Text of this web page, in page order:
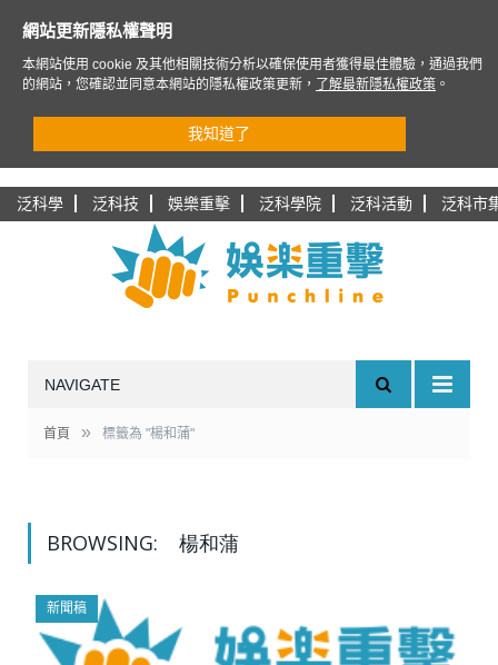
泛科學 泛科技 娛樂重擊 泛科學院 泛科活動 泛科市
NAVIGATE
首頁 » 標籤為 "楊和蒲"
BROWSING: 楊和蒲
新聞稿
網站更新隱私權聲明
本網站使用 cookie 及其他相關技術分析以確保使用者獲得最佳體驗，通過我們
的網站，您確認並同意本網站的隱私權政策更新，
了解最新隱私權政策 。
我知道了